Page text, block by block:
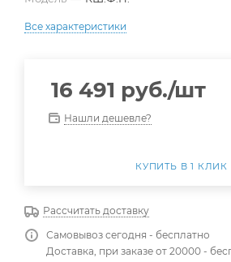
Все характеристики
16 491 руб./шт
Нашли дешевле?
КУПИТЬ В 1 КЛИК
Рассчитать доставку
Самовывоз сегодня - бесплатно
Доставка, при заказе от 20000 -